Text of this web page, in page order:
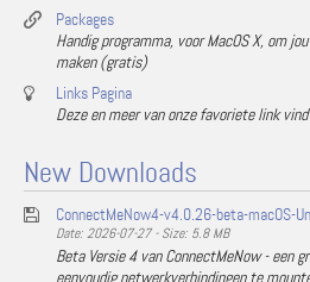
Packages
Handig programma, voor MacOS X, om
maken (gratis)
Links Pagina
Deze en meer van onze favoriete link
New Downloads
ConnectMeNow4-v4.0.26-beta-macOS-
Date: 2026-07-27 - Size: 5.8 MB
Beta Versie 4 van ConnectMeNow - een
eenvoudig netwerkverbindingen te